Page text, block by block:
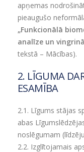
apņemas
pieaugušo
„Funkcionālā
analīze un
tekstā – Mācības).
2. LĪGUMA
ESAMĪBA
2.1. Līgums stājas
abas
noslēgumam
2.2. Izglītojamais